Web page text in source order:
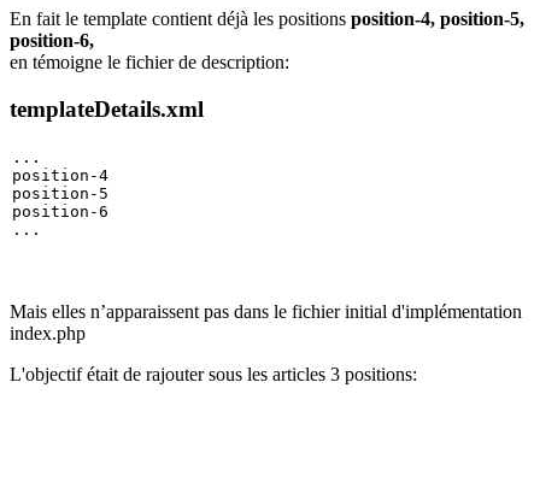
En fait le template contient déjà les positions position-4, position-5,
position-6,
en témoigne le fichier de description:
templateDetails.xml
...
position-4
position-5
position-6
...
Mais elles n’apparaissent pas dans le fichier initial d'implémentation
index.php
L'objectif était de rajouter sous les articles 3 positions: